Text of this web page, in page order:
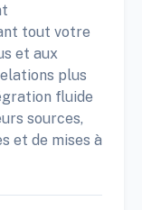
tout votre
et aux
plus
fluide
sources,
et de mises à